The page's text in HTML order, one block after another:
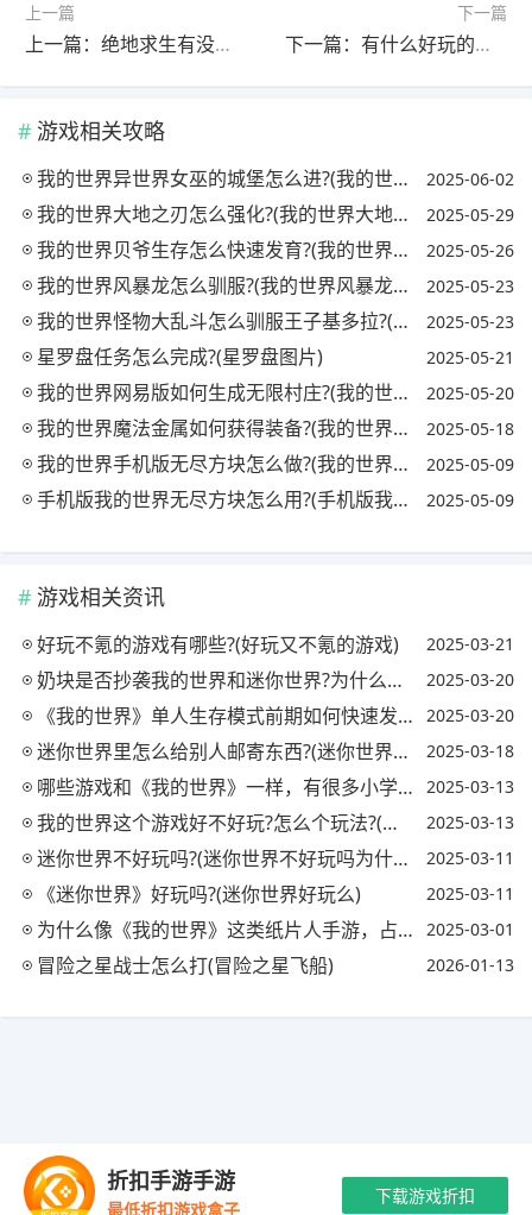
上一篇
上一篇：绝地求生有没有手机版?(绝地求生有没有手机版下载)
下一篇
下一篇：有什么好玩的关于二战的手游?(有什么好玩的关于二战的手游游戏)
游戏相关攻略
我的世界异世界女巫的城堡怎么进?(我的世界中女巫的住处) 2025-06-02
我的世界大地之刃怎么强化?(我的世界大地之刃怎么合成?) 2025-05-29
我的世界贝爷生存怎么快速发育?(我的世界贝爷生存怎么发展) 2025-05-26
我的世界风暴龙怎么驯服?(我的世界风暴龙怎么孵化) 2025-05-23
我的世界怪物大乱斗怎么驯服王子基多拉?(我的世界怪物大乱斗怎么找到王者基多拉) 2025-05-23
星罗盘任务怎么完成?(星罗盘图片) 2025-05-21
我的世界网易版如何生成无限村庄?(我的世界网易版无限村庄怎么弄) 2025-05-20
我的世界魔法金属如何获得装备?(我的世界魔法金属如何获得装备图片) 2025-05-18
我的世界手机版无尽方块怎么做?(我的世界无尽方块怎么弄) 2025-05-09
手机版我的世界无尽方块怎么用?(手机版我的世界无尽方块怎么用视频) 2025-05-09
游戏相关资讯
好玩不氪的游戏有哪些?(好玩又不氪的游戏) 2025-03-21
奶块是否抄袭我的世界和迷你世界?为什么非要骂迷你世界呢?(奶块和我的世界和迷你世界) 2025-03-20
《我的世界》单人生存模式前期如何快速发展?(我的世界单人生存教学) 2025-03-20
迷你世界里怎么给别人邮寄东西?(迷你世界怎么寄邮件) 2025-03-18
哪些游戏和《我的世界》一样，有很多小学生玩?(什么游戏和我的世界一样) 2025-03-13
我的世界这个游戏好不好玩?怎么个玩法?(我的世界有这么好玩吗) 2025-03-13
迷你世界不好玩吗?(迷你世界不好玩吗为什么) 2025-03-11
《迷你世界》好玩吗?(迷你世界好玩么) 2025-03-11
为什么像《我的世界》这类纸片人手游，占的内存比端游还要大?(我的世界纸片人皮肤下载) 2025-03-01
冒险之星战士怎么打(冒险之星飞船) 2026-01-13
折扣手游手游
最低折扣游戏盒子
下载游戏折扣
Copyright © 2021-2035 玖梦手游 版权所有 网站备案号：
2024039155号-2抵制不良游戏 拒绝盗版游戏 注意自我保护 谨防受骗上